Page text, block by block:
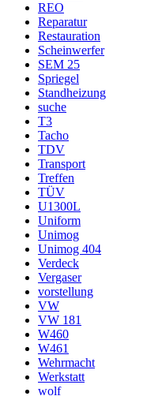
REO
Reparatur
Restauration
Scheinwerfer
SEM 25
Spriegel
Standheizung
suche
T3
Tacho
TDV
Transport
Treffen
TÜV
U1300L
Uniform
Unimog
Unimog 404
Verdeck
Vergaser
vorstellung
VW
VW 181
W460
W461
Wehrmacht
Werkstatt
wolf